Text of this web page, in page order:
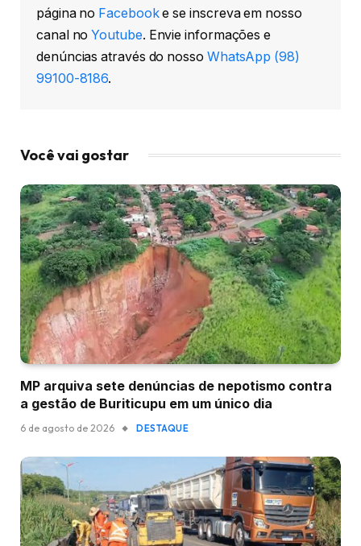
página no Facebooke se inscreva em nosso
canal noYoutube. Envie informações e
denúncias através do nosso WhatsApp (98)
99100-8186.
Você vai gostar
MP arquiva sete denúncias de nepotismo contra
a gestão de Buriticupu em um único dia
6 de agosto de 2026 DESTAQUE